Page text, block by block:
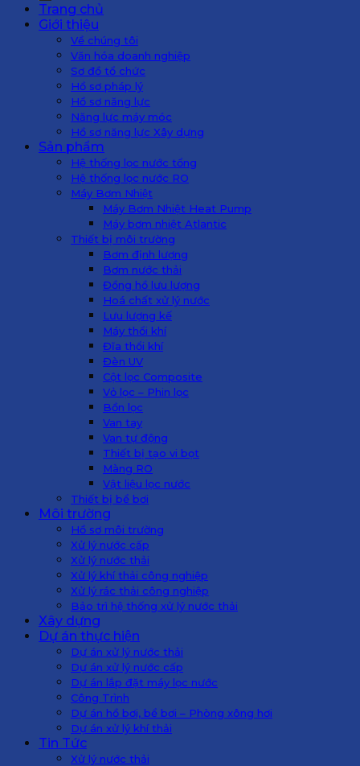
Trang chủ
Giới thiệu
Về chúng tôi
Văn hóa doanh nghiệp
Sơ đồ tổ chức
Hồ sơ pháp lý
Hồ sơ năng lực
Năng lực máy móc
Hồ sơ năng lực Xây dựng
Sản phẩm
Hệ thống lọc nước tổng
Hệ thống lọc nước RO
Máy Bơm Nhiệt
Máy Bơm Nhiệt Heat Pump
Máy bơm nhiệt Atlantic
Thiết bị môi trường
Bơm định lượng
Bơm nước thải
Đồng hồ lưu lượng
Hoá chất xử lý nước
Lưu lượng kế
Máy thổi khí
Đĩa thổi khí
Đèn UV
Cột lọc Composite
Vỏ lọc – Phin lọc
Bồn lọc
Van tay
Van tự động
Thiết bị tạo vi bọt
Màng RO
Vật liệu lọc nước
Thiết bị bể bơi
Môi trường
Hồ sơ môi trường
Xử lý nước cấp
Xử lý nước thải
Xử lý khí thải công nghiệp
Xử lý rác thải công nghiệp
Bảo trì hệ thống xử lý nước thải
Xây dựng
Dự án thực hiện
Dự án xử lý nước thải
Dự án xử lý nước cấp
Dự án lắp đặt máy lọc nước
Công Trình
Dự án hồ bơi, bể bơi – Phòng xông hơi
Dự án xử lý khí thải
Tin Tức
Xử lý nước thải